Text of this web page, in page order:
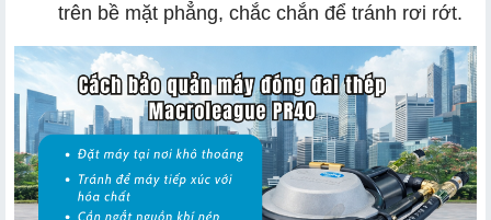
trên bề mặt phẳng, chắc chắn để tránh rơi rớt.